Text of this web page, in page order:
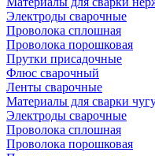
Электроды сварочные
Проволока сплошная
Проволока порошковая
Прутки присадочные
Флюс сварочный
Ленты сварочные
Материалы для сварки
Электроды сварочные
Проволока сплошная
Проволока порошковая